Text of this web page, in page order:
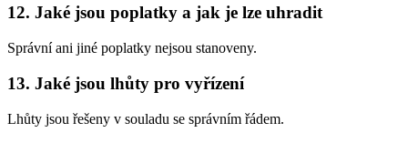
12. Jaké jsou poplatky a jak je lze uhradit
Správní ani jiné poplatky nejsou stanoveny.
13. Jaké jsou lhůty pro vyřízení
Lhůty jsou řešeny v souladu se správním řádem.